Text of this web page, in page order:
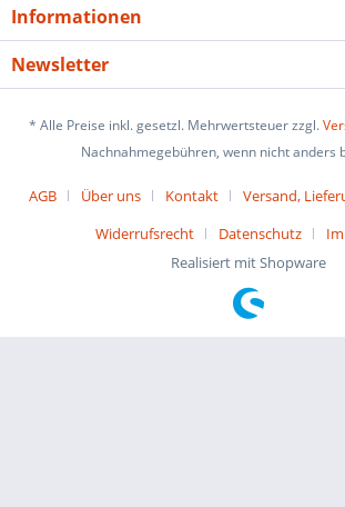
Informationen
Newsletter
* Alle Preise inkl. gesetzl. Mehrwertsteuer zzgl.
Nachnahmegebühren, wenn nicht anders
AGB Über uns Kontakt
Versand,
Widerrufsrecht
Datenschutz
Realisiert mit Shopware